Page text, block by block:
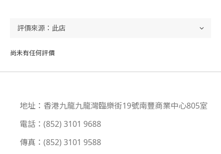
尚未有任何評價
地址：香港九龍九龍灣臨樂街19號南豐商業中心805室
電話：(852) 3101 9688
傳真：(852) 3101 9588